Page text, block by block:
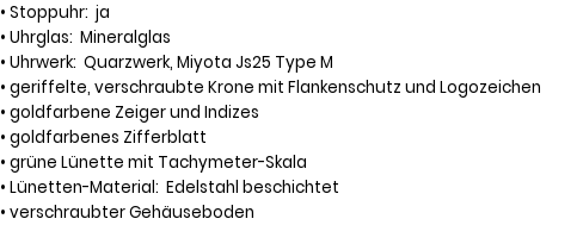
• Stoppuhr: ja
• Uhrglas: Mineralglas
• Uhrwerk: Quarzwerk, Miyota Js25 Type M
• geriffelte, verschraubte Krone mit Flankenschutz und Logozeichen
• goldfarbene Zeiger und Indizes
• goldfarbenes Zifferblatt
• grüne Lünette mit Tachymeter-Skala
• Lünetten-Material: Edelstahl beschichtet
• verschraubter Gehäuseboden